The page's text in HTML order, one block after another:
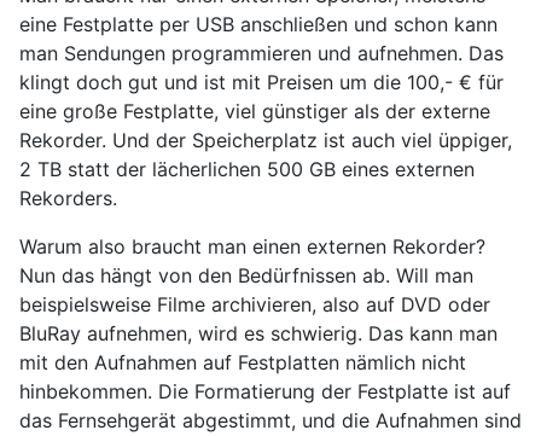
eine Festplatte per USB anschließen und schon kann
man Sendungen programmieren und aufnehmen. Das
klingt doch gut und ist mit Preisen um die 100,- € für
eine große Festplatte, viel günstiger als der externe
Rekorder. Und der Speicherplatz ist auch viel üppiger,
2 TB statt der lächerlichen 500 GB eines externen
Rekorders.
Warum also braucht man einen externen Rekorder?
Nun das hängt von den Bedürfnissen ab. Will man
beispielsweise Filme archivieren, also auf DVD oder
BluRay aufnehmen, wird es schwierig. Das kann man
mit den Aufnahmen auf Festplatten nämlich nicht
hinbekommen. Die Formatierung der Festplatte ist auf
das Fernsehgerät abgestimmt, und die Aufnahmen sind